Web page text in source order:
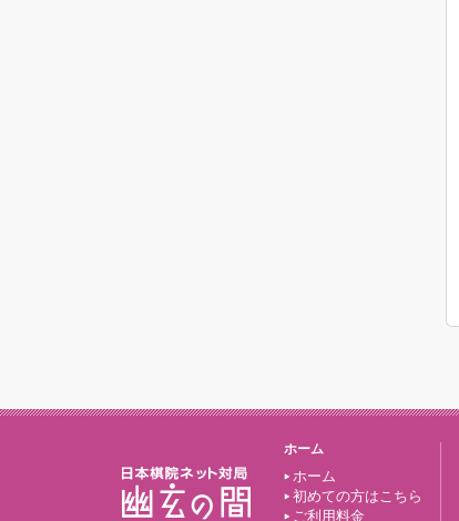
ホーム
ホーム
初めての方はこちら
ご利用料金